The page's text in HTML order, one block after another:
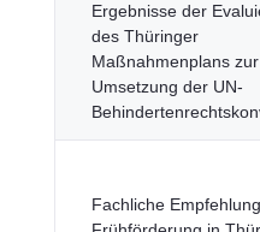
Ergebnisse der
des Thüringer
Maßnahmenplans zur
Umsetzung der UN-
Fachliche